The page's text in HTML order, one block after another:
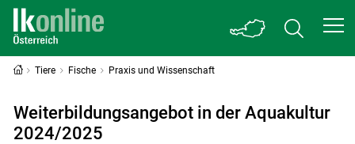
Tiere Fische Praxis und Wissenschaft
Weiterbildungsangebot in der Aquakultur
2024/2025